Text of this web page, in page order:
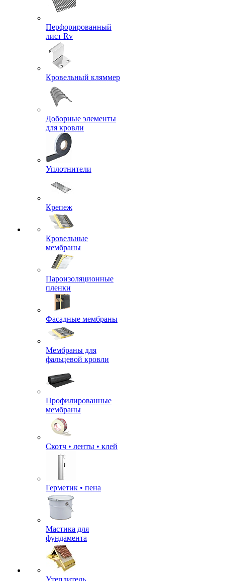
Перфорированный
лист Rv
Кровельный кляммер
Доборные элементы
для кровли
Уплотнители
Крепеж
Кровельные
мембраны
Пароизоляционные
пленки
Фасадные мембраны
Мембраны для
фальцевой кровли
Профилированные
мембраны
Скотч • ленты • клей
Герметик • пена
Мастика для
фундамента
Утеплитель